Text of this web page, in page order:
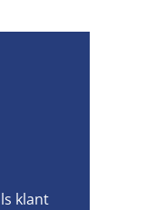
klant